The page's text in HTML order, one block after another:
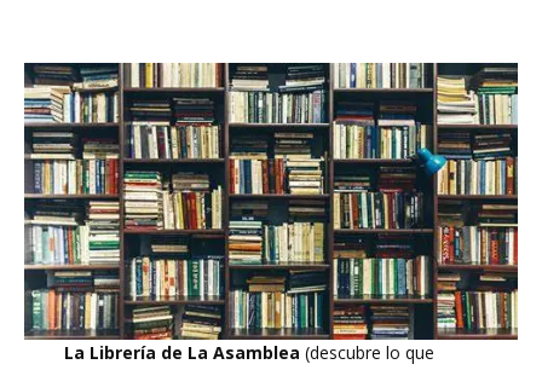
La Librería de La Asamblea (descubre lo que